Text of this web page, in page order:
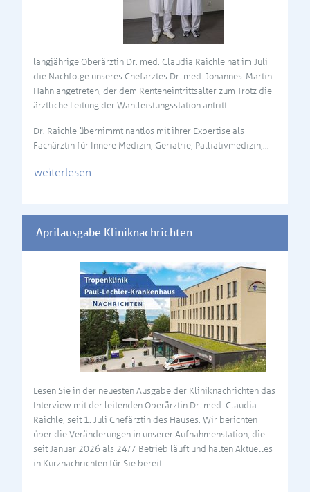
langjährige Oberärztin Dr. med. Claudia Raichle hat im Juli
die Nachfolge unseres Chefarztes Dr. med. Johannes-Martin
Hahn angetreten, der dem Renteneintrittsalter zum Trotz die
ärztliche Leitung der Wahlleistungsstation antritt.
Dr. Raichle übernimmt nahtlos mit ihrer Expertise als
Fachärztin für Innere Medizin, Geriatrie, Palliativmedizin,…
weiterlesen
Aprilausgabe Kliniknachrichten
Lesen Sie in der neuesten Ausgabe der Kliniknachrichten das
Interview mit der leitenden Oberärztin Dr. med. Claudia
Raichle, seit 1. Juli Chefärztin des Hauses. Wir berichten
über die Veränderungen in unserer Aufnahmenstation, die
seit Januar 2026 als 24/7 Betrieb läuft und halten Aktuelles
in Kurznachrichten für Sie bereit.